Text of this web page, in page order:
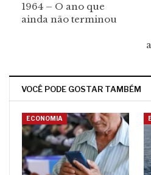
1964 – O ano que
ainda não terminou
VOCÊ PODE GOSTAR TAMBÉM
ECONOMIA